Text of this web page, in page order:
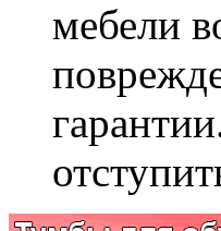
мебели